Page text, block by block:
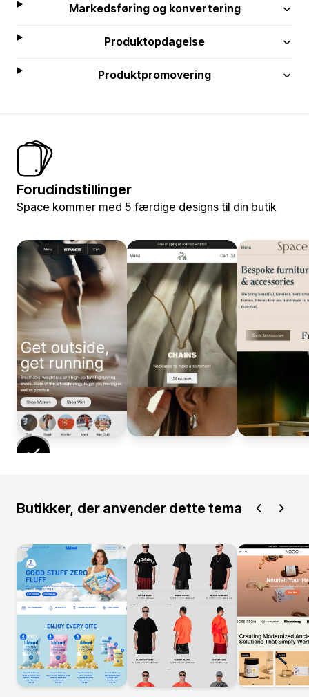
Markedsføring og konvertering
Produktopdagelse
Produktpromovering
Forudindstillinger
Space kommer med 5 færdige designs til din butik
Butikker, der anvender dette tema